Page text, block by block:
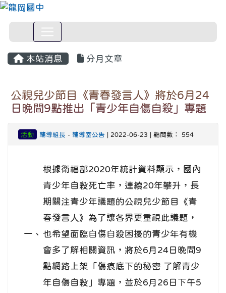
本站消息 分月文章
公視兒少節目《青春發言人》將於6月24
日晚間9點推出「青少年自傷自殺」專題
活動 輔導組長 - 輔導室公告 | 2022-06-23 | 點閱數： 554
一、
根據衛福部2020年統計資料顯示，國內
青少年自殺死亡率，連續20年攀升，長
期關注青少年議題的公視兒少節目《青
春發言人》為了讓各界更重視此議題，
也希望面臨自傷自殺困擾的青少年有機
會多了解相關資訊，將於6月24日晚間9
點網路上架「傷痕底下的秘密 了解青少
年自傷自殺」專題，並於6月26日下午5